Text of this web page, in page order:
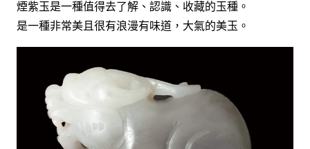
煙紫玉是一種值得去了解、認識、收藏的玉種。
是一種非常美且很有浪漫有味道，大氣的美玉。